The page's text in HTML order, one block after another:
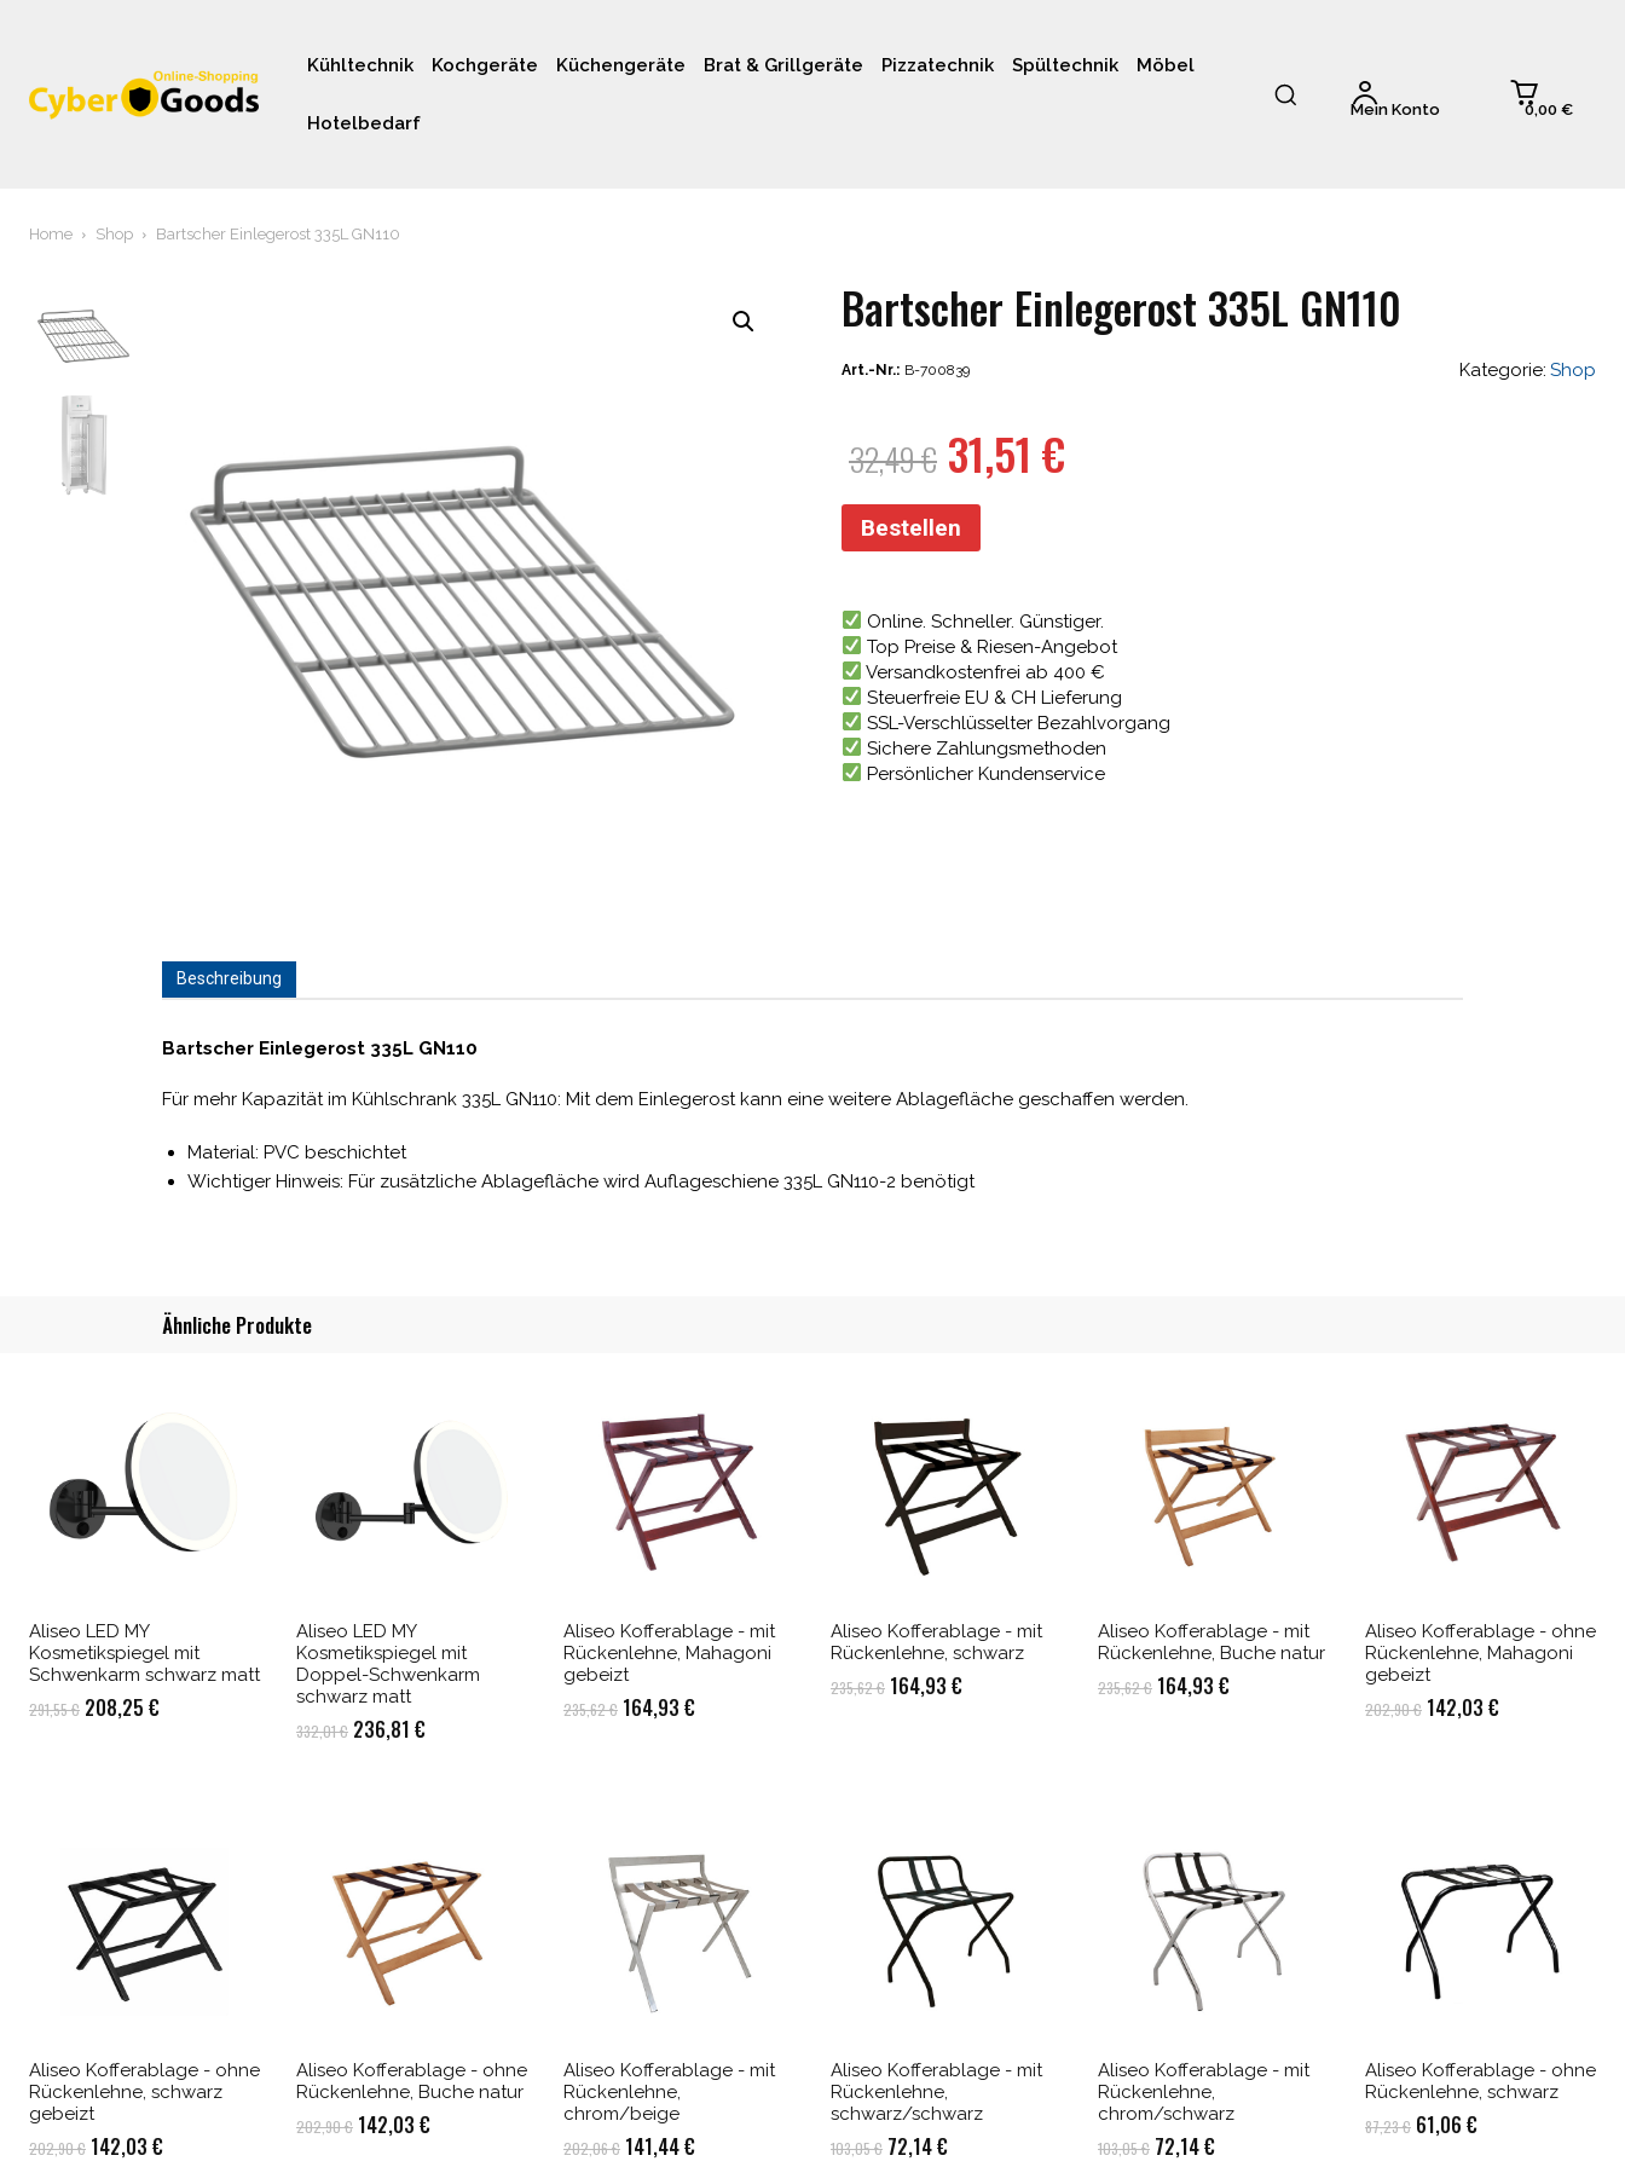
Kühltechnik Kochgeräte Küchengeräte Brat & Grillgeräte Pizzatechnik Spültechnik Möbel
Hotelbedarf
Mein Konto 0,00 €
Home Shop Bartscher Einlegerost 335L GN110
Bartscher Einlegerost 335L GN110
Art.-Nr.: B-700839 Kategorie: Shop
32,49€ Ursprünglicher
Preis
war:
31,51 €
Bestellen
Online. Schneller. Günstiger.
Top Preise & Riesen-Angebot
Versandkostenfrei ab 400 €
Steuerfreie EU & CH Lieferung
SSL-Verschlüsselter Bezahlvorgang
Sichere Zahlungsmethoden
Persönlicher Kundenservice
Beschreibung
Bartscher Einlegerost 335L GN110
Für mehr Kapazität im Kühlschrank 335L GN110: Mit dem Einlegerost kann eine weitere Ablagefläche geschaffen werden.
Material: PVC beschichtet
Wichtiger Hinweis: Für zusätzliche Ablagefläche wird Auflageschiene 335L GN110-2 benötigt
Ähnliche Produkte
Aliseo LED MY
Kosmetikspiegel mit
Schwenkarm schwarz matt
291,55€ Ursprünglicher
208,25 €Aktueller
Aliseo LED MY
Kosmetikspiegel mit
Doppel-Schwenkarm
schwarz matt
332,01€ Ursprünglicher
236,81 €Aktueller
Aliseo Kofferablage - mit
Rückenlehne, Mahagoni
gebeizt
235,62€ Ursprünglicher
164,93 €Aktueller
Aliseo Kofferablage - mit
Rückenlehne, schwarz
235,62€ Ursprünglicher
164,93 €Aktueller
Aliseo Kofferablage - mit
Rückenlehne, Buche natur
235,62€ Ursprünglicher
164,93 €Aktueller
Aliseo Kofferablage - ohne
Rückenlehne, Mahagoni
gebeizt
202,90€ Ursprünglicher
142,03 €Aktueller
Aliseo Kofferablage - ohne
Rückenlehne, schwarz
gebeizt
202,90€ Ursprünglicher
142,03 €Aktueller
Aliseo Kofferablage - ohne
Rückenlehne, Buche natur
202,90€ Ursprünglicher
142,03 €Aktueller
Aliseo Kofferablage - mit
Rückenlehne,
chrom/beige
202,06€ Ursprünglicher
141,44€Aktueller
Aliseo Kofferablage - mit
Rückenlehne,
schwarz/schwarz
103,05€ Ursprünglicher
72,14€Aktueller
Aliseo Kofferablage - mit
Rückenlehne,
chrom/schwarz
103,05€ Ursprünglicher
72,14€Aktueller
Aliseo Kofferablage - ohne
Rückenlehne, schwarz
87,23€ Ursprünglicher
61,06 €Aktueller